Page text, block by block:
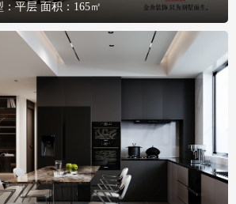
平层 面积： 165㎡